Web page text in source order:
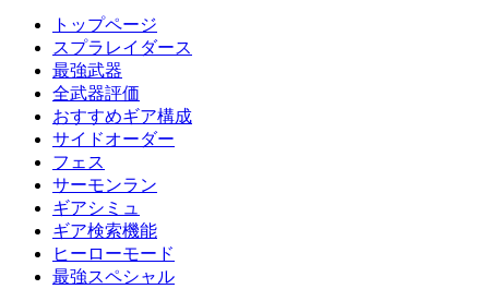
トップページ
スプラレイダース
最強武器
全武器評価
おすすめギア構成
サイドオーダー
フェス
サーモンラン
ギアシミュ
ギア検索機能
ヒーローモード
最強スペシャル